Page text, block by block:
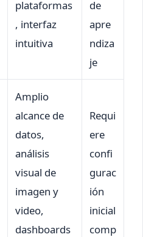
plataformas
, interfaz
intuitiva
de
apre
ndiza
je
Amplio
alcance de
datos,
análisis
visual de
imagen y
video,
dashboards
Requi
ere
confi
gurac
ión
inicial
comp